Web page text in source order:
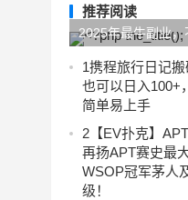
推荐阅读
​2025年最牛副业，
零学费，零粉可做
布，有播放就有收益
1携程旅行日记
也可以日入100+
简单易上手
2 【EV扑克】
再扬APT赛史最
WSOP冠军茅人
级！